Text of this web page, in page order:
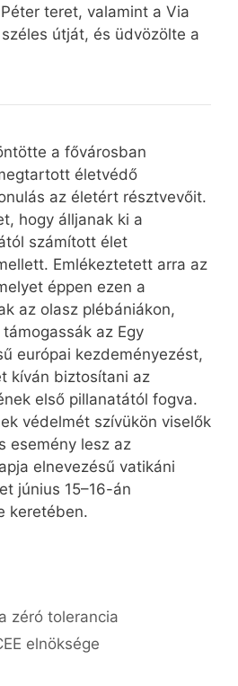
teret, valamint a Via
útját, és üdvözölte a
a fővárosban
életvédő
az életért résztvevőit.
hogy álljanak ki a
számított élet
Emlékeztetett arra az
éppen ezen a
az olasz plébániákon,
az Egy
európai kezdeményezést,
kíván biztosítani az
első pillanatától fogva.
védelmét szívükön viselők
esemény lesz az
elnevezésű vatikáni
június 15–16-án
keretében.
zéró tolerancia
elnöksége